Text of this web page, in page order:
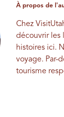
À propos de
Chez
découvrir les
histoires ici.
voyage. Par-
tourisme